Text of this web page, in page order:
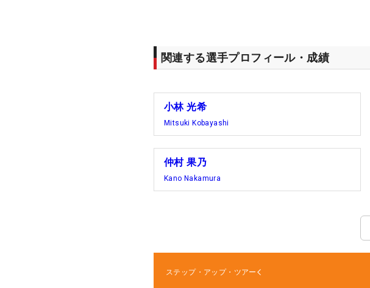
関連する選手プロフィール・成績
小林 光希
Mitsuki Kobayashi
仲村 果乃
Kano Nakamura
ステップ・アップ・ツアー